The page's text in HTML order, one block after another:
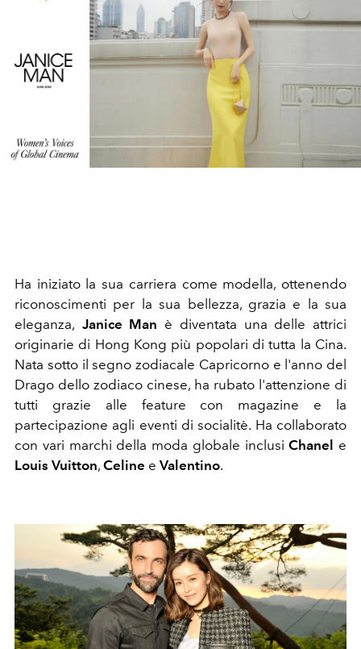
Ha iniziato la sua carriera come modella, ottenendo
riconoscimenti per la sua bellezza, grazia e la sua
eleganza, Janice Man è diventata una delle attrici
originarie di Hong Kong più popolari di tutta la Cina.
Nata sotto il segno zodiacale Capricorno e l'anno del
Drago dello zodiaco cinese, ha rubato l'attenzione di
tutti grazie alle feature con magazine e la
partecipazione agli eventi di socialitè. Ha collaborato
con vari marchi della moda globale inclusiChanel e
Louis Vuitton, Celine e Valentino.